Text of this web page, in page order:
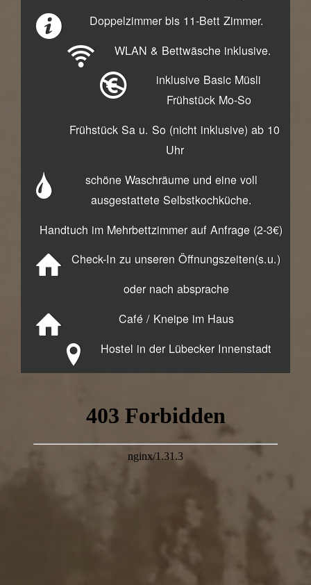
Doppelzimmer bis 11-Bett Zimmer.
WLAN & Bettwäsche inklusive.
inklusive Basic Müsli
Frühstück Mo-So
Frühstück Sa u. So (nicht inklusive) ab 10
Uhr
schöne Waschräume und eine voll
ausgestattete Selbstkochküche.
Handtuch im Mehrbettzimmer auf Anfrage (2-3€)
Check-In zu unseren Öffnungszeiten(s.u.)
oder nach absprache
Café / Kneipe im Haus
Hostel in der Lübecker Innenstadt